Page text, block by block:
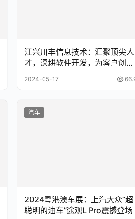
江兴川丰信息技术：汇聚顶尖人
才，深耕软件开发，为客户创造
2024-05-17
汽车
2024粤港澳车展：上汽大众“超
聪明的油车”途观L Pro震撼登场